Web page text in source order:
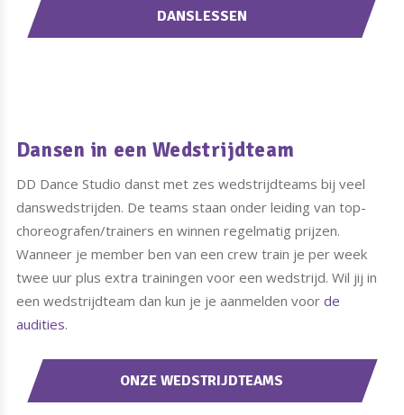
DANSLESSEN
Dansen in een Wedstrijdteam
DD Dance Studio danst met zes wedstrijdteams bij veel
danswedstrijden. De teams staan onder leiding van top-
choreografen/trainers en winnen regelmatig prijzen.
Wanneer je member ben van een crew train je per week
twee uur plus extra trainingen voor een wedstrijd. Wil jij in
een wedstrijdteam dan kun je je aanmelden voor de
audities.
ONZE WEDSTRIJDTEAMS